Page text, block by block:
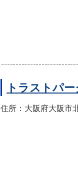
トラストパ
住所：大阪府大阪市